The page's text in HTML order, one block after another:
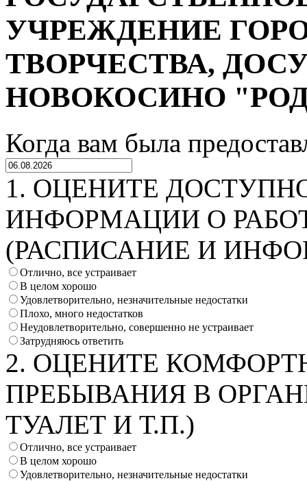
УЧРЕЖДЕНИЕ
ТВОРЧЕСТВА,
НОВОКОСИНО
Когда вам была
1. ОЦЕНИТЕ
ИНФОРМАЦИИ О
(РАСПИСАНИЕ И
Отлично, все устраивает
В целом хорошо
Удовлетворительно, незначительные недостатки
Плохо, много недостатков
Неудовлетворительно, совершенно не устраивает
Затрудняюсь ответить
2. ОЦЕНИТЕ
ПРЕБЫВАНИЯ В
ТУАЛЕТ И Т.П.)
Отлично, все устраивает
В целом хорошо
Удовлетворительно, незначительные недостатки